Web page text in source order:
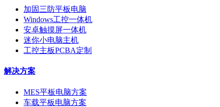
加固三防平板电脑
Windows工控一体机
安卓触摸屏一体机
迷你小电脑主机
工控主板PCBA定制
解决方案
MES平板电脑方案
车载平板电脑方案